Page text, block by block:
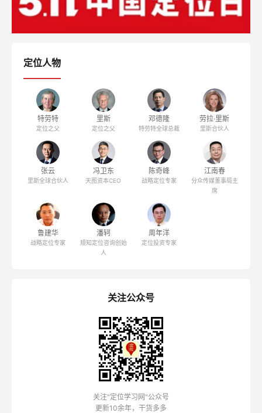
定位人物
特劳特
定位之父
里斯
定位之父
邓德隆
特劳特全球总裁
劳拉·里斯
里斯合伙人
张云
里斯全球合伙人
冯卫东
天图资本CEO
陈奇峰
战略定位专家
江南春
分众传媒董事局主
席
鲁建华
战略定位专家
潘轲
顺知定位咨询创始
人
周年洋
定位投资专家
关注公众号
关注"定位学习网"公众号
更新10余年，干货多多